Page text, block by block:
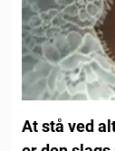
At stå ved